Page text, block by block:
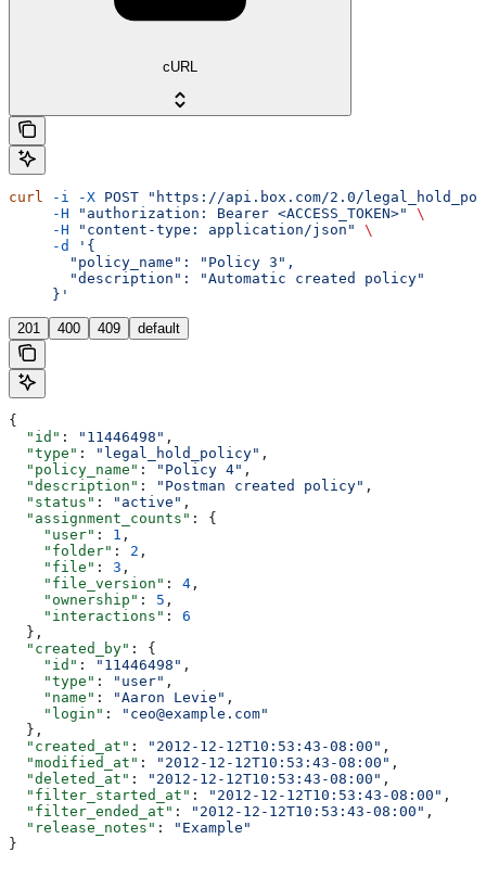
cURL
curl -i -X POST "https://api.box.com/2.0/
     -H
"authorization: Bearer <ACCESS_TOKEN>"
\
     -H
"content-type: application/json"
\
     -d
'{
       "policy_name": "Policy 3",
       "description": "Automatic created policy"
     }'
201 400 409 default
{
  "id"
: "11446498" ,
  "type"
: "legal_hold_policy" ,
  "policy_name"
: "Policy 4" ,
  "description"
: "Postman created policy" ,
  "status"
: "active" ,
  "assignment_counts"
: {
    "user"
: 1 ,
    "folder"
: 2 ,
    "file"
: 3 ,
    "file_version"
: 4 ,
    "ownership"
: 5 ,
    "interactions"
: 6
  },
  "created_by"
: {
    "id"
: "11446498" ,
    "type"
: "user" ,
    "name"
: "Aaron Levie" ,
    "login"
:
"ceo@example.com"
  },
  "created_at"
: "2012-12-12T10:53:43-08:00" ,
  "modified_at"
: "2012-12-12T10:53:43-08:00" ,
  "deleted_at"
: "2012-12-12T10:53:43-08:00" ,
  "filter_started_at"
: "2012-12-12T10:53:43-08:00" ,
  "filter_ended_at"
: "2012-12-12T10:53:43-08:00" ,
  "release_notes"
:
"Example"
}